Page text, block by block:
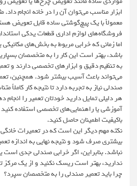
ابزار مناسب می‌توان آن را در خانه انجام
معمولاً با یک پیچ‌گوشتی ساده قابل تعویض
فروشگاه‌های لوازم اداری قطعات یدکی
اما زمانی که خرابی مربوط به بخش‌های مکانیکی
باشد، بهتر است این کار را به متخصصان
به تنظیم دقیق و ابزارهای تخصصی دارند و
می‌تواند باعث آسیب بیشتر شود. همچنین،
صندلی نیاز به تجربه دارد تا نتیجه کار کاملاً
هر دلیلی تمایل دارید خودتان تعمیر را انجام
آموزشی یا راهنمایی‌های تخصصی استفاده
باکیفیت اطمینان حاصل کنید.
نکته مهم دیگر این است که در تعمیرات
بیشتری صرف شود و نتیجه نهایی به اندازه
نباشد. بنابراین، اگر خرابی صندلی جدی است
ندارید، بهتر است ریسک نکنید و از یک
چرا باید تعمیر صندلی را به متخصصان سپرد؟